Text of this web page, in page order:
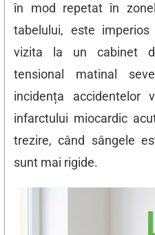
în mod repetat în
tabelului, este
vizita la un cabinet
tensional matinal
incidența accidentelor
infarctului miocardic
trezire, când sângele
sunt mai rigide.